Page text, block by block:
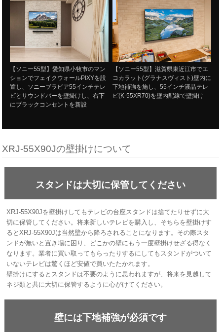
【ソニー55型】愛知県小牧市のマン
ションでフェイクウォールPIXYを設
置し、ソニーブラビア55インチテレ
ビとサウンドバーを壁掛けし、右下
にブラックコンセントを新設
【ソニー55型】滋賀県東近江市でエ
コカラット(グラナスヴィスト)壁内に
下地補強を施し、55インチ液晶テレ
ビ(K-55XR70)を壁内配線で壁掛け
XRJ-55X90Jの壁掛けについて
スタンドは大切に保管してください
XRJ-55X90Jを壁掛けしてもテレビの台座スタンドは捨てたりせずに大
切に保管してください。将来新しいテレビを購入し、そちらを壁掛けす
るとXRJ-55X90Jは当然壁から降ろされることになります。その際スタ
ンドが無いと置き場に困り、どこかの壁にもう一度壁掛けせざる得なく
なります。業者に買い取ってもらったりするにしてもスタンドがついて
いないテレビは驚くほど安値で買いたたかれます。
壁掛けにするとスタンドは不要のように思われますが、将来を見越して
ネジ類と共に大切に保管するように心がけてください。
壁には下地補強が必須です